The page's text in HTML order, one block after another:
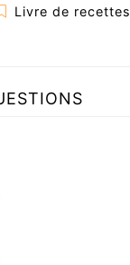
Livre de recettes